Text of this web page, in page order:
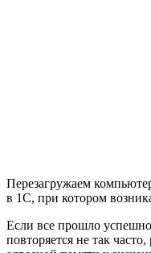
Перезагружаем
в 1С, при котором
Если все прошло
повторяется не так